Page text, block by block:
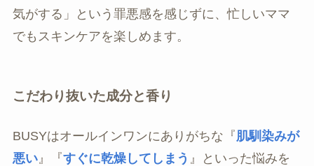
気がする」という罪悪感を感じずに、忙しいママ
でもスキンケアを楽しめます。
こだわり抜いた成分と香り
BUSYはオールインワンにありがちな『 肌馴染みが
悪い』『すぐに乾燥してしまう 』といった悩みを